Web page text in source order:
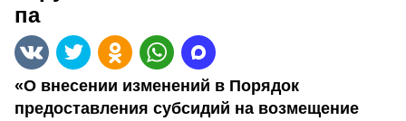
па
«О внесении изменений в Порядок
предоставления субсидий на возмещение